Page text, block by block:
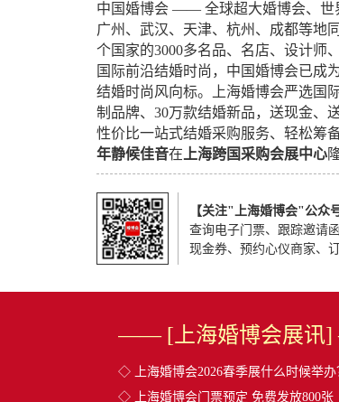
中国婚博会 —— 全球超大婚博会、世
广州、武汉、天津、杭州、成都等地
个国家的3000多名品、名店、设计
国际前沿结婚时尚，中国婚博会已成
结婚时尚风向标。上海婚博会严选国
制品牌、30万款结婚新品，送现金
性价比一站式结婚采购服务、轻松筹
年静候佳音在 上海跨国采购会展中心
【关注"上海婚博会"公众
查询电子门票、跟踪邀请
现金券、预约心仪商家、
—— [上海婚博会展
◇
上海婚博会2026春季展什么时候举办
◇
上海婚博会门票预定 免费发放800张